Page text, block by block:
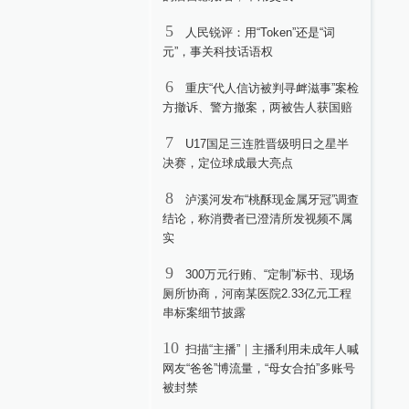
5
人民锐评：用“Token”还是“词
元”，事关科技话语权
6
重庆“代人信访被判寻衅滋事”案检
方撤诉、警方撤案，两被告人获国赔
7
U17国足三连胜晋级明日之星半
决赛，定位球成最大亮点
8
泸溪河发布“桃酥现金属牙冠”调查
结论，称消费者已澄清所发视频不属
实
9
300万元行贿、“定制”标书、现场
厕所协商，河南某医院2.33亿元工程
串标案细节披露
10 扫描“主播”｜主播利用未成年人喊
网友“爸爸”博流量，“母女合拍”多账号
被封禁